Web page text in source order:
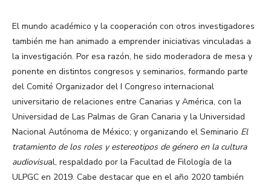
El mundo académico y la cooperación con otros investigadores
también me han animado a emprender iniciativas vinculadas a
la investigación. Por esa razón, he sido moderadora de mesa y
ponente en distintos congresos y seminarios, formando parte
del Comité Organizador del I Congreso internacional
universitario de relaciones entre Canarias y América, con la
Universidad de Las Palmas de Gran Canaria y la Universidad
Nacional Autónoma de México; y organizando el Seminario El
tratamiento de los roles y estereotipos de género en la cultura
audiovisual, respaldado por la Facultad de Filología de la
ULPGC en 2019. Cabe destacar que en el año 2020 también